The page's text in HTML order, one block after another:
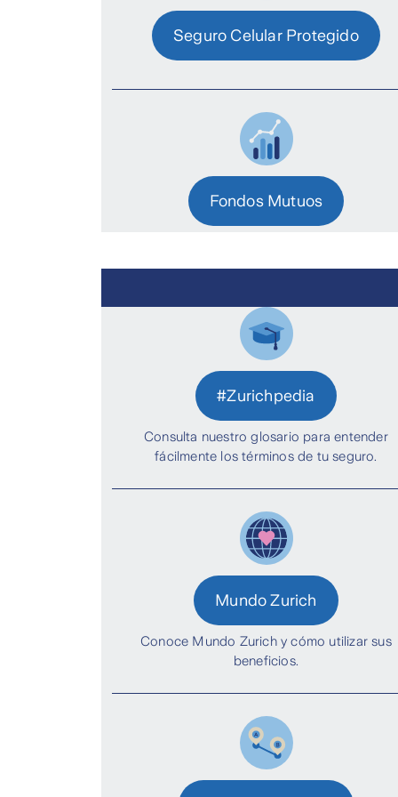
Seguro Celular Protegido
Fondos Mutuos
#Zurichpedia
Consulta nuestro glosario para entender
fácilmente los términos de tu seguro.
Mundo Zurich
Conoce Mundo Zurich y cómo utilizar sus
beneficios.